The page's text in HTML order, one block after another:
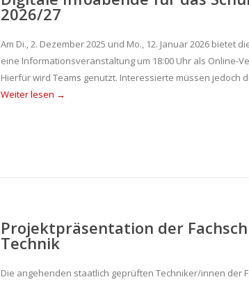
2026/27
Am Di., 2. Dezember 2025 und Mo., 12. Januar 2026 bietet
eine Informationsveranstaltung um 18:00 Uhr als Online-
Hierfür wird Teams genutzt. Interessierte müssen jedoch
Weiter lesen →
Projektpräsentation der
Technik
Die angehenden staatlich geprüften Techniker/innen der